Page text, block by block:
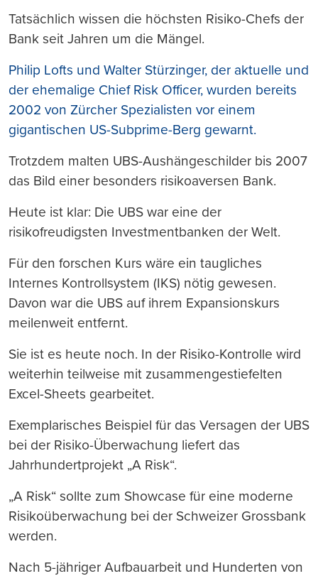
Tatsächlich wissen die höchsten Risiko-Chefs der
Bank seit Jahren um die Mängel.
Philip Lofts und Walter Stürzinger, der aktuelle und
der ehemalige Chief Risk Officer, wurden bereits
2002 von Zürcher Spezialisten vor einem
gigantischen US-Subprime-Berg gewarnt.
Trotzdem malten UBS-Aushängeschilder bis 2007
das Bild einer besonders risikoaversen Bank.
Heute ist klar: Die UBS war eine der
risikofreudigsten Investmentbanken der Welt.
Für den forschen Kurs wäre ein taugliches
Internes Kontrollsystem (IKS) nötig gewesen.
Davon war die UBS auf ihrem Expansionskurs
meilenweit entfernt.
Sie ist es heute noch. In der Risiko-Kontrolle wird
weiterhin teilweise mit zusammengestiefelten
Excel-Sheets gearbeitet.
Exemplarisches Beispiel für das Versagen der UBS
bei der Risiko-Überwachung liefert das
Jahrhundertprojekt „A Risk“.
„A Risk“ sollte zum Showcase für eine moderne
Risikoüberwachung bei der Schweizer Grossbank
werden.
Nach 5-jähriger Aufbauarbeit und Hunderten von